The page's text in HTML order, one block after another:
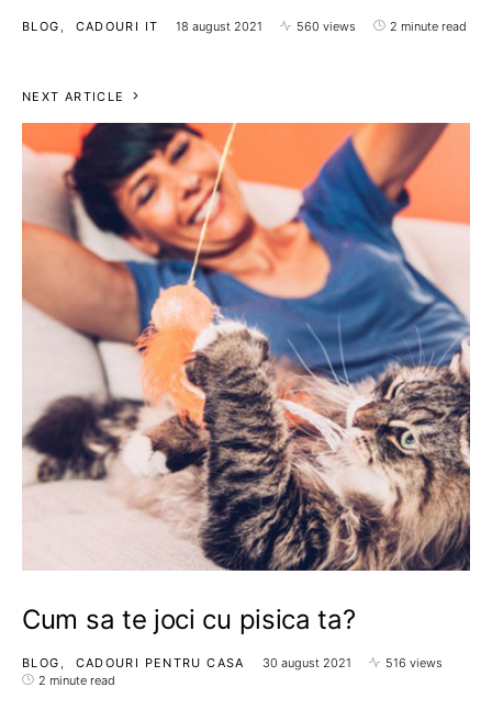
BLOG CADOURI IT 18 august 2021 560 views 2 minute read
NEXT ARTICLE
Cum sa te joci cu pisica ta?
BLOG CADOURI PENTRU CASA 30 august 2021
516 views
2 minute read